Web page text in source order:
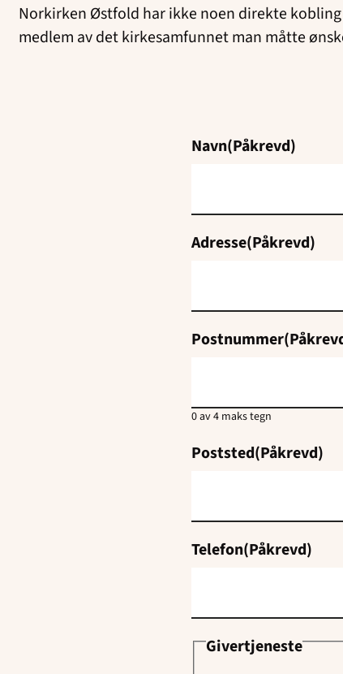
Norkirken Østfold har ikke noen direkte
medlem av det kirkesamfunnet man måtte
Navn(Påkrevd)
Adresse(Påkrevd)
Postnummer
0 av 4 maks tegn
Poststed(Påkrevd)
Telefon(Påkrevd)
Givertjeneste